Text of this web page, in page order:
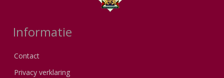
Informatie
Contact
Privacy verklaring